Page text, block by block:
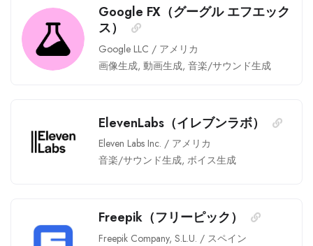
Google FX（グーグル エフエック
ス）
Google LLC / アメリカ
画像生成, 動画生成, 音楽/サウンド生成
ElevenLabs（イレブンラボ）
Eleven Labs Inc. / アメリカ
音楽/サウンド生成, ボイス生成
Freepik（フリーピック）
Freepik Company, S.L.U. / スペイン